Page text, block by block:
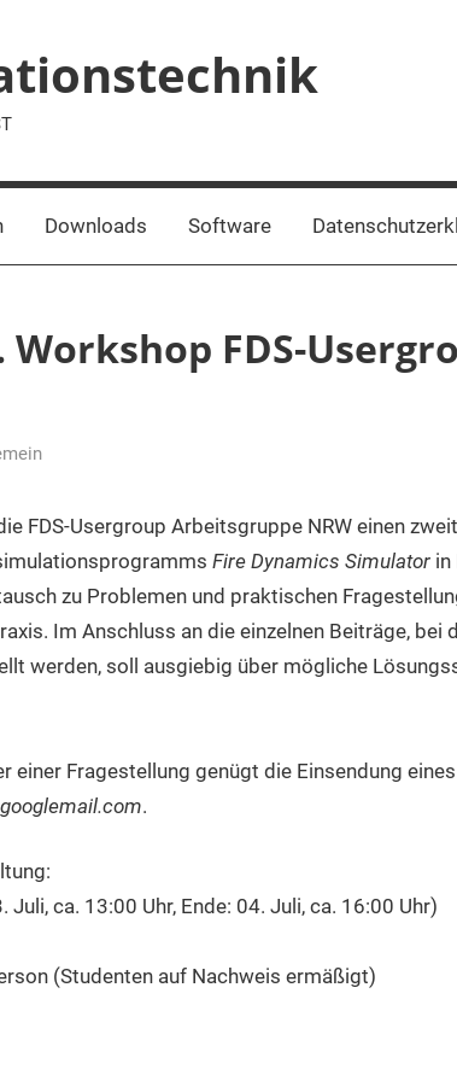
Downloads Software
Workshop FDS-
FDS-Usergroup Arbeitsgruppe NRW einen
Fire Dynamics Simulatorin
zu Problemen und praktischen
Im Anschluss an die einzelnen Beiträge, bei
werden, soll ausgiebig über mögliche
einer Fragestellung genügt die Einsendung
.
ca. 13:00 Uhr, Ende: 04. Juli, ca. 16:00 Uhr)
(Studenten auf Nachweis ermäßigt)